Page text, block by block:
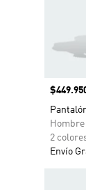
Precio
2
Envío